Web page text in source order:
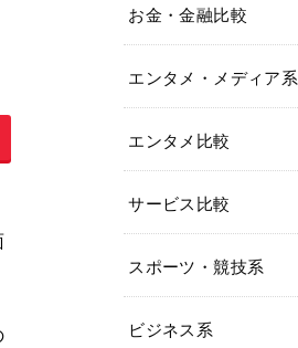
お金・金融比較
エンタメ・メディア系
エンタメ比較
サービス比較
スポーツ・競技系
ビジネス系